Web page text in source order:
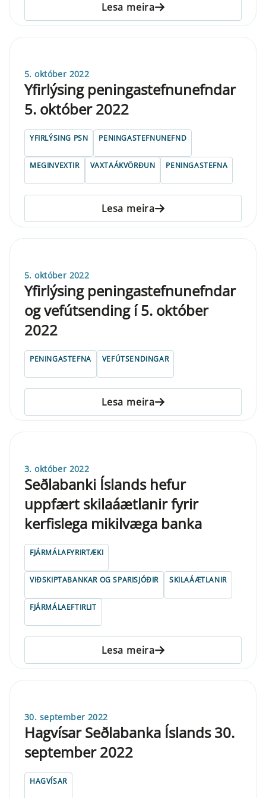
Lesa meira
5. október 2022
Yfirlýsing peningastefnunefndar
5. október 2022
YFIRLÝSING PSN PENINGASTEFNUNEFND
MEGINVEXTIR VAXTAÁKVÖRÐUN PENINGASTEFNA
Lesa meira
5. október 2022
Yfirlýsing peningastefnunefndar
og vefútsending í 5. október
2022
PENINGASTEFNA VEFÚTSENDINGAR
Lesa meira
3. október 2022
Seðlabanki Íslands hefur
uppfært skilaáætlanir fyrir
kerfislega mikilvæga banka
FJÁRMÁLAFYRIRTÆKI
VIÐSKIPTABANKAR OG SPARISJÓÐIR SKILAÁÆTLANIR
FJÁRMÁLAEFTIRLIT
Lesa meira
30. september 2022
Hagvísar Seðlabanka Íslands 30.
september 2022
HAGVÍSAR